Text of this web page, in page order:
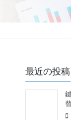
最近の投稿